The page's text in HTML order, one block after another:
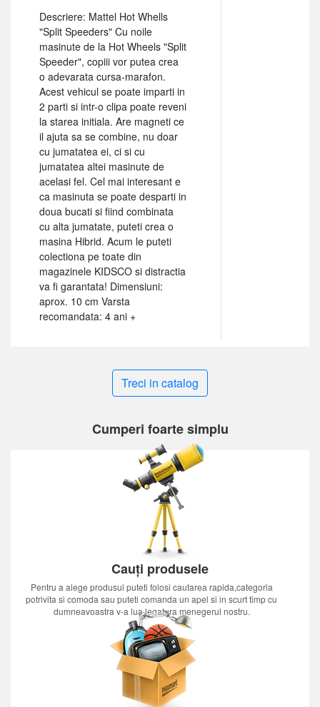
Descriere: Mattel Hot Whells
"Split Speeders" Cu noile
masinute de la Hot Wheels "Split
Speeder", copiii vor putea crea
o adevarata cursa-marafon.
Acest vehicul se poate imparti in
2 parti si intr-o clipa poate reveni
la starea initiala. Are magneti ce
il ajuta sa se combine, nu doar
cu jumatatea ei, ci si cu
jumatatea altei masinute de
acelasi fel. Cel mai interesant e
ca masinuta se poate desparti in
doua bucati si fiind combinata
cu alta jumatate, puteti crea o
masina Hibrid. Acum le puteti
colectiona pe toate din
magazinele KIDSCO si distractia
va fi garantata! Dimensiuni:
aprox. 10 cm Varsta
recomandata: 4 ani +
Treci in catalog
Cumperi foarte simplu
Cauți produsele
Pentru a alege produsul puteti folosi cautarea rapida,categoria
potrivita si comoda sau puteti comanda un apel si in scurt timp cu
dumneavoastra v-a lua legatura menegerul nostru.